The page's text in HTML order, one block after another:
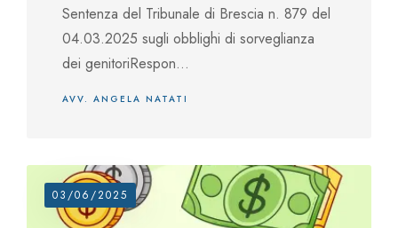
Sentenza del Tribunale di Brescia n. 879 del
04.03.2025 sugli obblighi di sorveglianza
dei genitoriRespon...
AVV. ANGELA NATATI
03/06/2025